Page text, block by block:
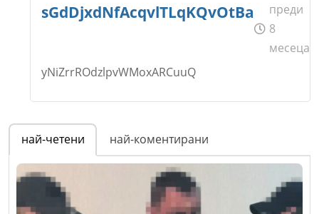
Email
sGdDjxdNfAcqvlTLqKQvOtBa
преди
8
месеца
yNiZrrROdzlpvWMoxARCuuQ
Име*
Email
най-четени най-коментирани